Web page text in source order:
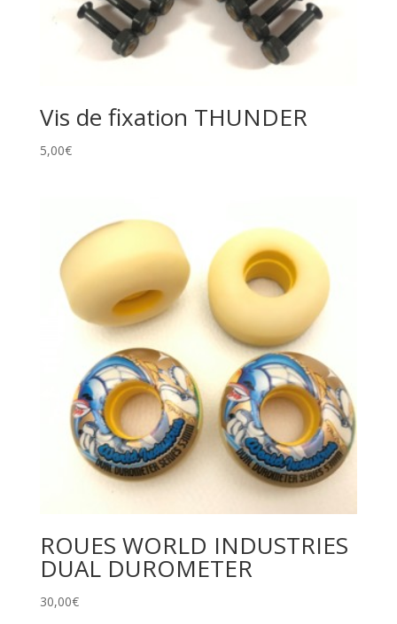
Vis de fixation THUNDER
5,00€
ROUES WORLD INDUSTRIES
DUAL DUROMETER
30,00€